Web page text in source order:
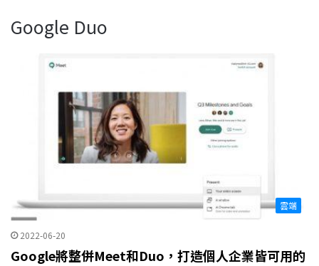
Google Duo
雲端
2022-06-20
Google將整併Meet和Duo，打造個人企業皆可用的